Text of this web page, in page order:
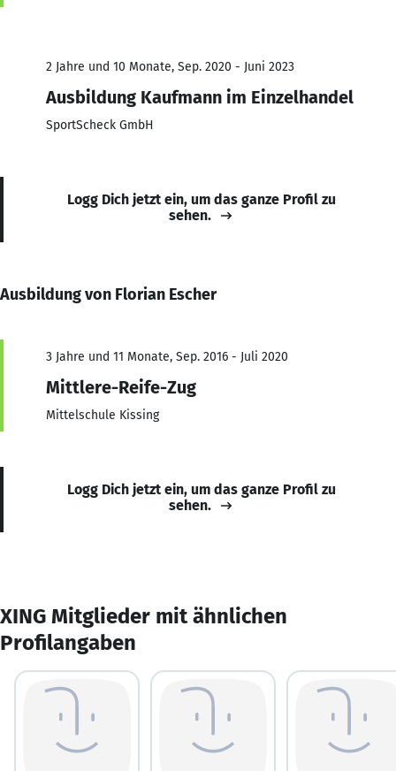
2 Jahre und 10 Monate, Sep. 2020 - Juni 2023
Ausbildung Kaufmann im Einzelhandel
SportScheck GmbH
Logg Dich jetzt ein, um das ganze Profil zu
sehen.
Ausbildung von Florian Escher
3 Jahre und 11 Monate, Sep. 2016 - Juli 2020
Mittlere-Reife-Zug
Mittelschule Kissing
Logg Dich jetzt ein, um das ganze Profil zu
sehen.
XING Mitglieder mit ähnlichen
Profilangaben